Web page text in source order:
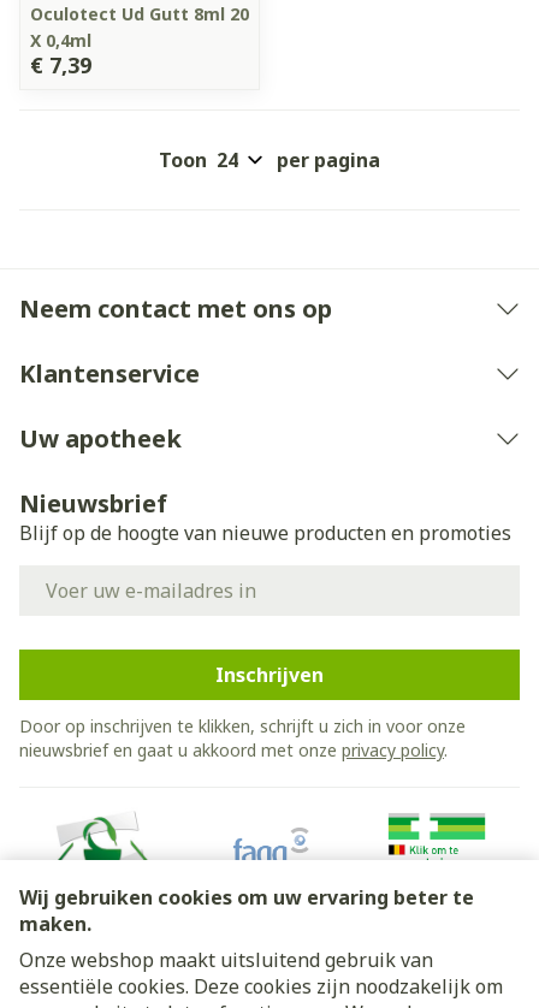
Wij gebruiken cookies om uw ervaring beter te
maken.
Onze webshop maakt uitsluitend gebruik van
essentiële cookies. Deze cookies zijn noodzakelijk om
Oculotect Ud Gutt 8ml 20
X 0,4ml
€ 7,39
Toon per pagina
Neem contact met ons op
Klantenservice
Uw apotheek
Nieuwsbrief
Blijf op de hoogte van nieuwe producten en promoties
Inschrijven
Door op inschrijven te klikken, schrijft u zich in voor onze
nieuwsbrief en gaat u akkoord met onze privacy policy.
Juridische links